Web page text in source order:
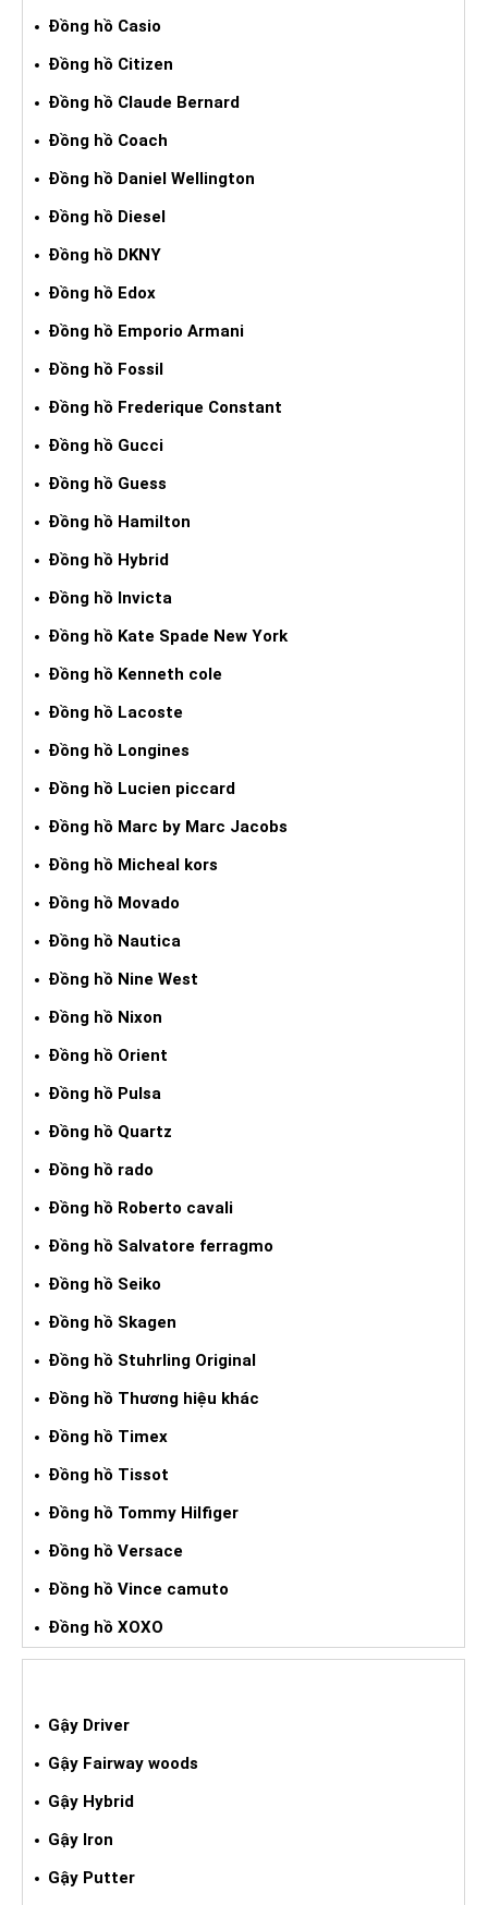
Đồng hồ Casio
Đồng hồ Citizen
Đồng hồ Claude Bernard
Đồng hồ Coach
Đồng hồ Daniel Wellington
Đồng hồ Diesel
Đồng hồ DKNY
Đồng hồ Edox
Đồng hồ Emporio Armani
Đồng hồ Fossil
Đồng hồ Frederique Constant
Đồng hồ Gucci
Đồng hồ Guess
Đồng hồ Hamilton
Đồng hồ Hybrid
Đồng hồ Invicta
Đồng hồ Kate Spade New York
Đồng hồ Kenneth cole
Đồng hồ Lacoste
Đồng hồ Longines
Đồng hồ Lucien piccard
Đồng hồ Marc by Marc Jacobs
Đồng hồ Micheal kors
Đồng hồ Movado
Đồng hồ Nautica
Đồng hồ Nine West
Đồng hồ Nixon
Đồng hồ Orient
Đồng hồ Pulsa
Đồng hồ Quartz
Đồng hồ rado
Đồng hồ Roberto cavali
Đồng hồ Salvatore ferragmo
Đồng hồ Seiko
Đồng hồ Skagen
Đồng hồ Stuhrling Original
Đồng hồ Thương hiệu khác
Đồng hồ Timex
Đồng hồ Tissot
Đồng hồ Tommy Hilfiger
Đồng hồ Versace
Đồng hồ Vince camuto
Đồng hồ XOXO
Gậy Driver
Gậy Fairway woods
Gậy Hybrid
Gậy Iron
Gậy Putter